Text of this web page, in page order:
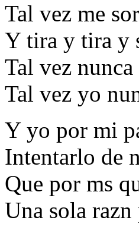
Tal vez me
Y tira y tira y
Tal vez
Tal vez yo
Y yo por mi
Intentarlo de
Que por ms
Una sola